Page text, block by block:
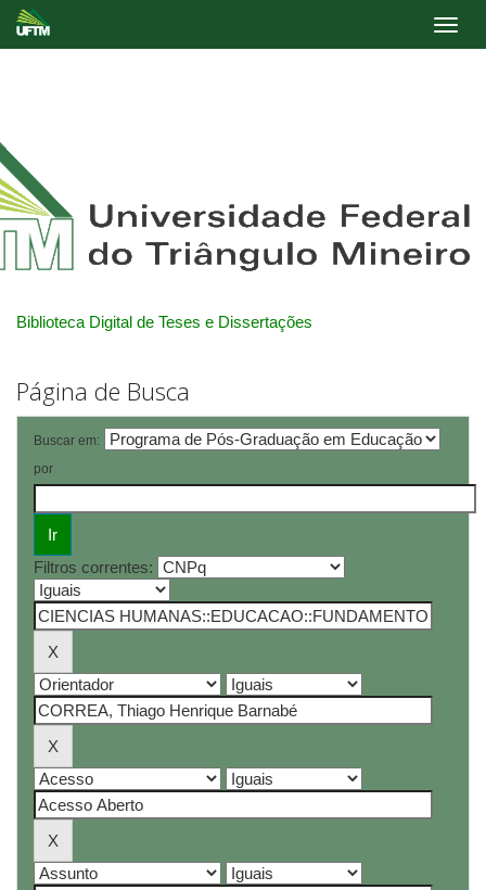
Biblioteca Digital de Teses e Dissertações
Página de Busca
Buscar em:
por
Filtros correntes: